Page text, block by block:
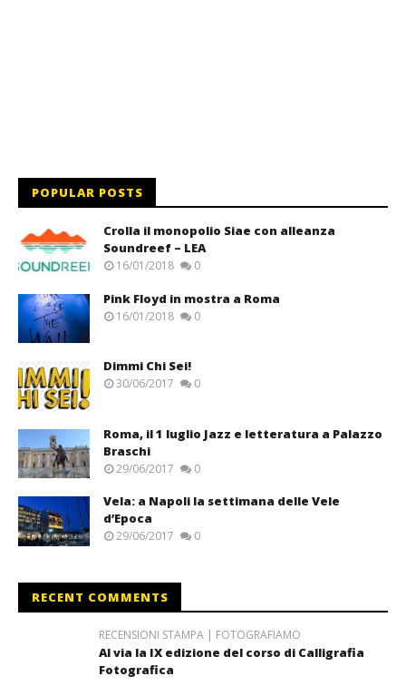
POPULAR POSTS
Crolla il monopolio Siae con alleanza
Soundreef – LEA
16/01/2018 0
Pink Floyd in mostra a Roma
16/01/2018 0
Dimmi Chi Sei!
30/06/2017 0
Roma, il 1 luglio Jazz e letteratura a Palazzo
Braschi
29/06/2017 0
Vela: a Napoli la settimana delle Vele
d’Epoca
29/06/2017 0
RECENT COMMENTS
RECENSIONI STAMPA | FOTOGRAFIAMO
Al via la IX edizione del corso di Calligrafia
Fotografica